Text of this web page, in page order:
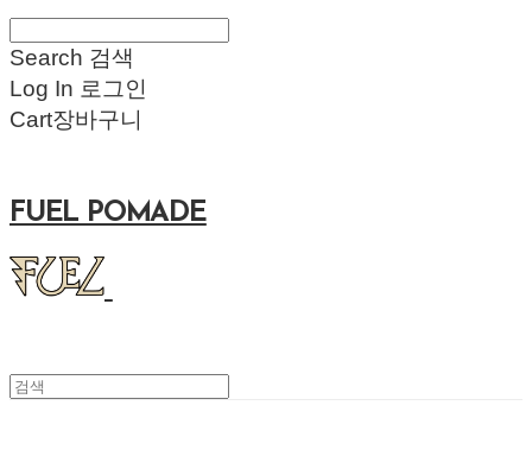
Search 검색
Log In 로그인
Cart장바구니
FUEL POMADE